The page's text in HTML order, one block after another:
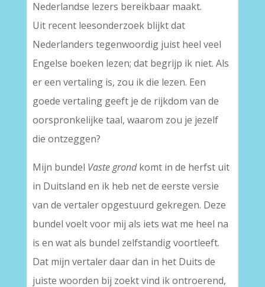
Nederlandse lezers bereikbaar maakt.
Uit recent leesonderzoek blijkt dat
Nederlanders tegenwoordig juist heel veel
Engelse boeken lezen; dat begrijp ik niet. Als
er een vertaling is, zou ik die lezen. Een
goede vertaling geeft je de rijkdom van de
oorspronkelijke taal, waarom zou je jezelf
die ontzeggen?
Mijn bundel Vaste grondkomt in de herfst uit
in Duitsland en ik heb net de eerste versie
van de vertaler opgestuurd gekregen. Deze
bundel voelt voor mij als iets wat me heel na
is en wat als bundel zelfstandig voortleeft.
Dat mijn vertaler daar dan in het Duits de
juiste woorden bij zoekt vind ik ontroerend,